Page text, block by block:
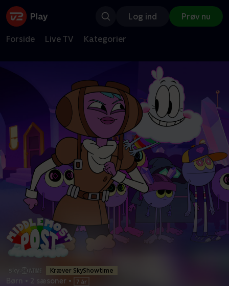
Log ind Prøv nu
Forside Live TV Kategorier
Kræver SkyShowtime
Børn • 2 sæsoner •